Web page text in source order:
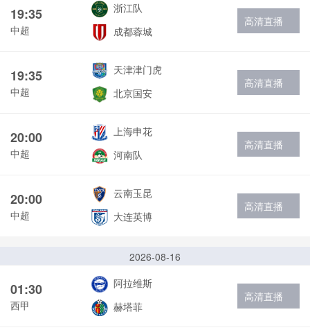
19:35
中超
浙江队
成都蓉城
高清直播
19:35
中超
天津津门虎
北京国安
高清直播
20:00
中超
上海申花
河南队
高清直播
20:00
中超
云南玉昆
大连英博
高清直播
2026-08-16
01:30
西甲
阿拉维斯
赫塔菲
高清直播